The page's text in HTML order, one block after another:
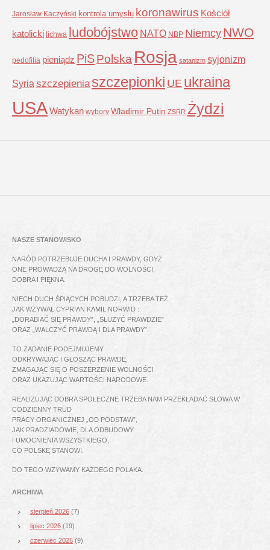
Jarosław Kaczyński kontrola umysłu koronawirus Kościół
katolicki lichwa ludobójstwo NATO NBP NiemcyNWO
pedofilia pieniądz PiSPolska Rosja satanizm syjonizm
Syria szczepienia szczepionki UE ukraina
USAWatykan wybory Władimir Putin ZSRR Żydzi
NASZE STANOWISKO
NARÓD POTRZEBUJE DUCHA I PRAWDY, GDYŻ
ONE PROWADZĄ NA DROGĘ DO WOLNOŚCI,
DOBRA I PIĘKNA.
NIECH DUCH ŚPIĄCYCH POBUDZI, A TRZEBA TEŻ,
JAK WZYWAŁ CYPRIAN KAMIL NORWID :
„DORABIAĆ SIĘ PRAWDY”, „SŁUŻYĆ PRAWDZIE”
ORAZ „WALCZYĆ PRAWDĄ I DLA PRAWDY”.
TO ZADANIE PODEJMUJEMY
ODKRYWAJĄC I GŁOSZĄC PRAWDĘ,
ZMAGAJĄC SIĘ O POSZERZENIE WOLNOŚCI
ORAZ UKAZUJĄC WARTOŚCI NARODOWE.
REALIZUJĄC DOBRA SPOŁECZNE TRZEBA NAM PRZEKŁADAĆ SŁOWA W
CODZIENNY TRUD
PRACY ORGANICZNEJ „OD PODSTAW”,
JAK PRADZIADOWIE, DLA ODBUDOWY
I UMOCNIENIA WSZYSTKIEGO,
CO POLSKĘ STANOWI.
DO TEGO WZYWAMY KAŻDEGO POLAKA.
ARCHIWA
sierpień 2026 (7)
lipiec 2026 (19)
czerwiec 2026 (9)